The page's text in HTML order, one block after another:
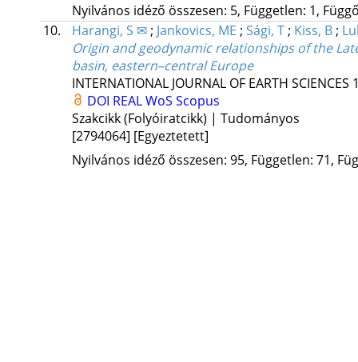
Nyilvános idéző összesen: 5, Független: 1,
10.
Harangi, S ✉; Jankovics, ME ; Sági, T; Kiss, B;
Origin and geodynamic relationships of the
basin, eastern–central Europe
INTERNATIONAL JOURNAL OF EARTH SCIENCES
DOI REALWoS Scopus
Szakcikk (Folyóiratcikk) | Tudományos
[2794064] [Egyeztetett]
Nyilvános idéző összesen: 95, Független: 71,